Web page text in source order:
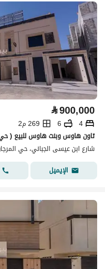
⃁900,000
4
6
269 م2
تاون هاوس وبنت هاوس للبيع (
شارع ابن عيسى الجباني، حي
الإيميل